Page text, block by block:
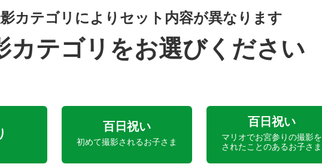
カテゴリによりセット内容が異なります
カテゴリをお選びください
百日祝い
初めて撮影されるお子さま
百日祝い
マリオでお宮参りの撮影を
されたことのあるお子さま